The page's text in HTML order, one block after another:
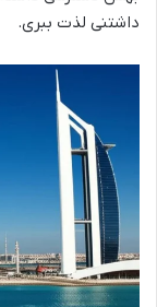
داشتنی لذت ببری.